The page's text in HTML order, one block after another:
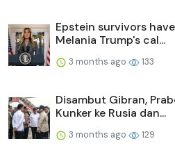
Epstein survivors
Melania Trump's cal...
3 months ago 133
Disambut Gibran,
Kunker ke Rusia dan...
3 months ago 129